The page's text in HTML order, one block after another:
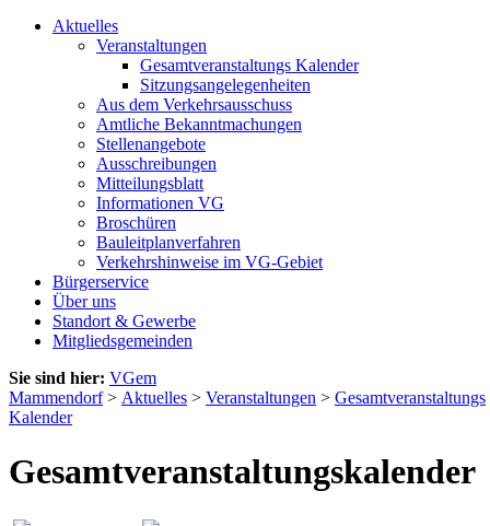
Aktuelles
Veranstaltungen
Gesamtveranstaltungs Kalender
Sitzungsangelegenheiten
Aus dem Verkehrsausschuss
Amtliche Bekanntmachungen
Stellenangebote
Ausschreibungen
Mitteilungsblatt
Informationen VG
Broschüren
Bauleitplanverfahren
Verkehrshinweise im VG-Gebiet
Bürgerservice
Über uns
Standort & Gewerbe
Mitgliedsgemeinden
Sie sind hier: VGem
Mammendorf> Aktuelles > Veranstaltungen > Gesamtveranstaltungs
Kalender
Gesamtveranstaltungskalender